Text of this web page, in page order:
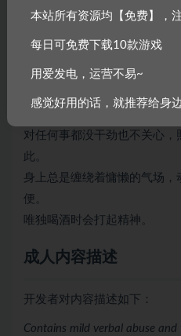
平松 CV：海原Elena
对任何事都没干劲也不关心，
此。
身上总是缠绕着慵懒的气场，
便。
唯独喝酒时会打起精神。
成人内容描述
开发者对内容描述如下：
Contains mild verbal abuse and
本站所有资源均【免费】，
每日可免费下载10款游戏
用爱发电，运营不易~
感觉好用的话，就推荐给身